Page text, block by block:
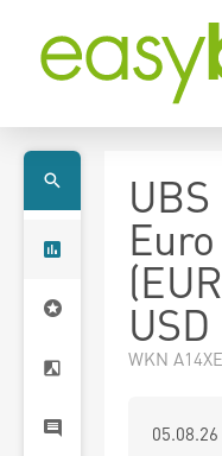
USD
WKN
05.08.26